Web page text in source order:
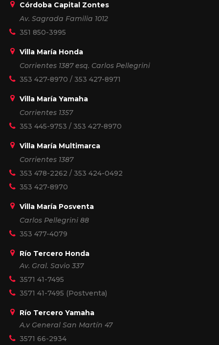
Córdoba Capital Zontes
Av. Sagrada Familia 1012
351 850-3995
Villa María Honda
Corrientes 1387 esq. Carlos Pellegrini
353 427-8970 / 353 427-8971
Villa María Yamaha
Corrientes 1357
353 445-9753 / 353 427-8970
Villa María Multimarca
Corrientes 1387
353 478-2262 / 353 424-0492
353 427-8970
Villa María Posventa
Carlos Pellegrini 88
353 477-4079
Río Tercero Honda
Av. Gral. Savio 337
3571 41-7495
3571 41-7495 (Postventa)
Río Tercero Yamaha
A.v General San Martín 47
3571 66-2934